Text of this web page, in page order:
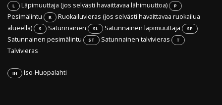
L Läpimuuttaja (jos selvästi havaittavaa lähimuuttoa) P
Pesimälintu R
Ruokailuvieras (jos selvästi havaittavaa ruokailua
alueella)
S Satunnainen SL Satunnainen läpimuuttaja SP
Satunnainen pesimälintu ST Satunnainen talvivieras T
Talvivieras
IH Iso-Huopalahti